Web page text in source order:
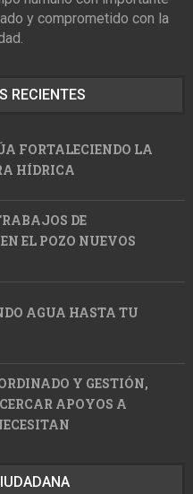
y comprometido con la
RECIENTES
FORTALECIENDO LA
HÍDRICA
DE
EL POZO NUEVOS
AGUA HASTA TU
Y GESTIÓN,
APOYOS A